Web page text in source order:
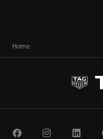
Home
FacebookInstagram